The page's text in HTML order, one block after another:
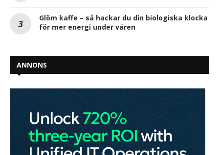
Glöm kaffe – så hackar du din biologiska klocka
för mer energi under våren
ANNONS